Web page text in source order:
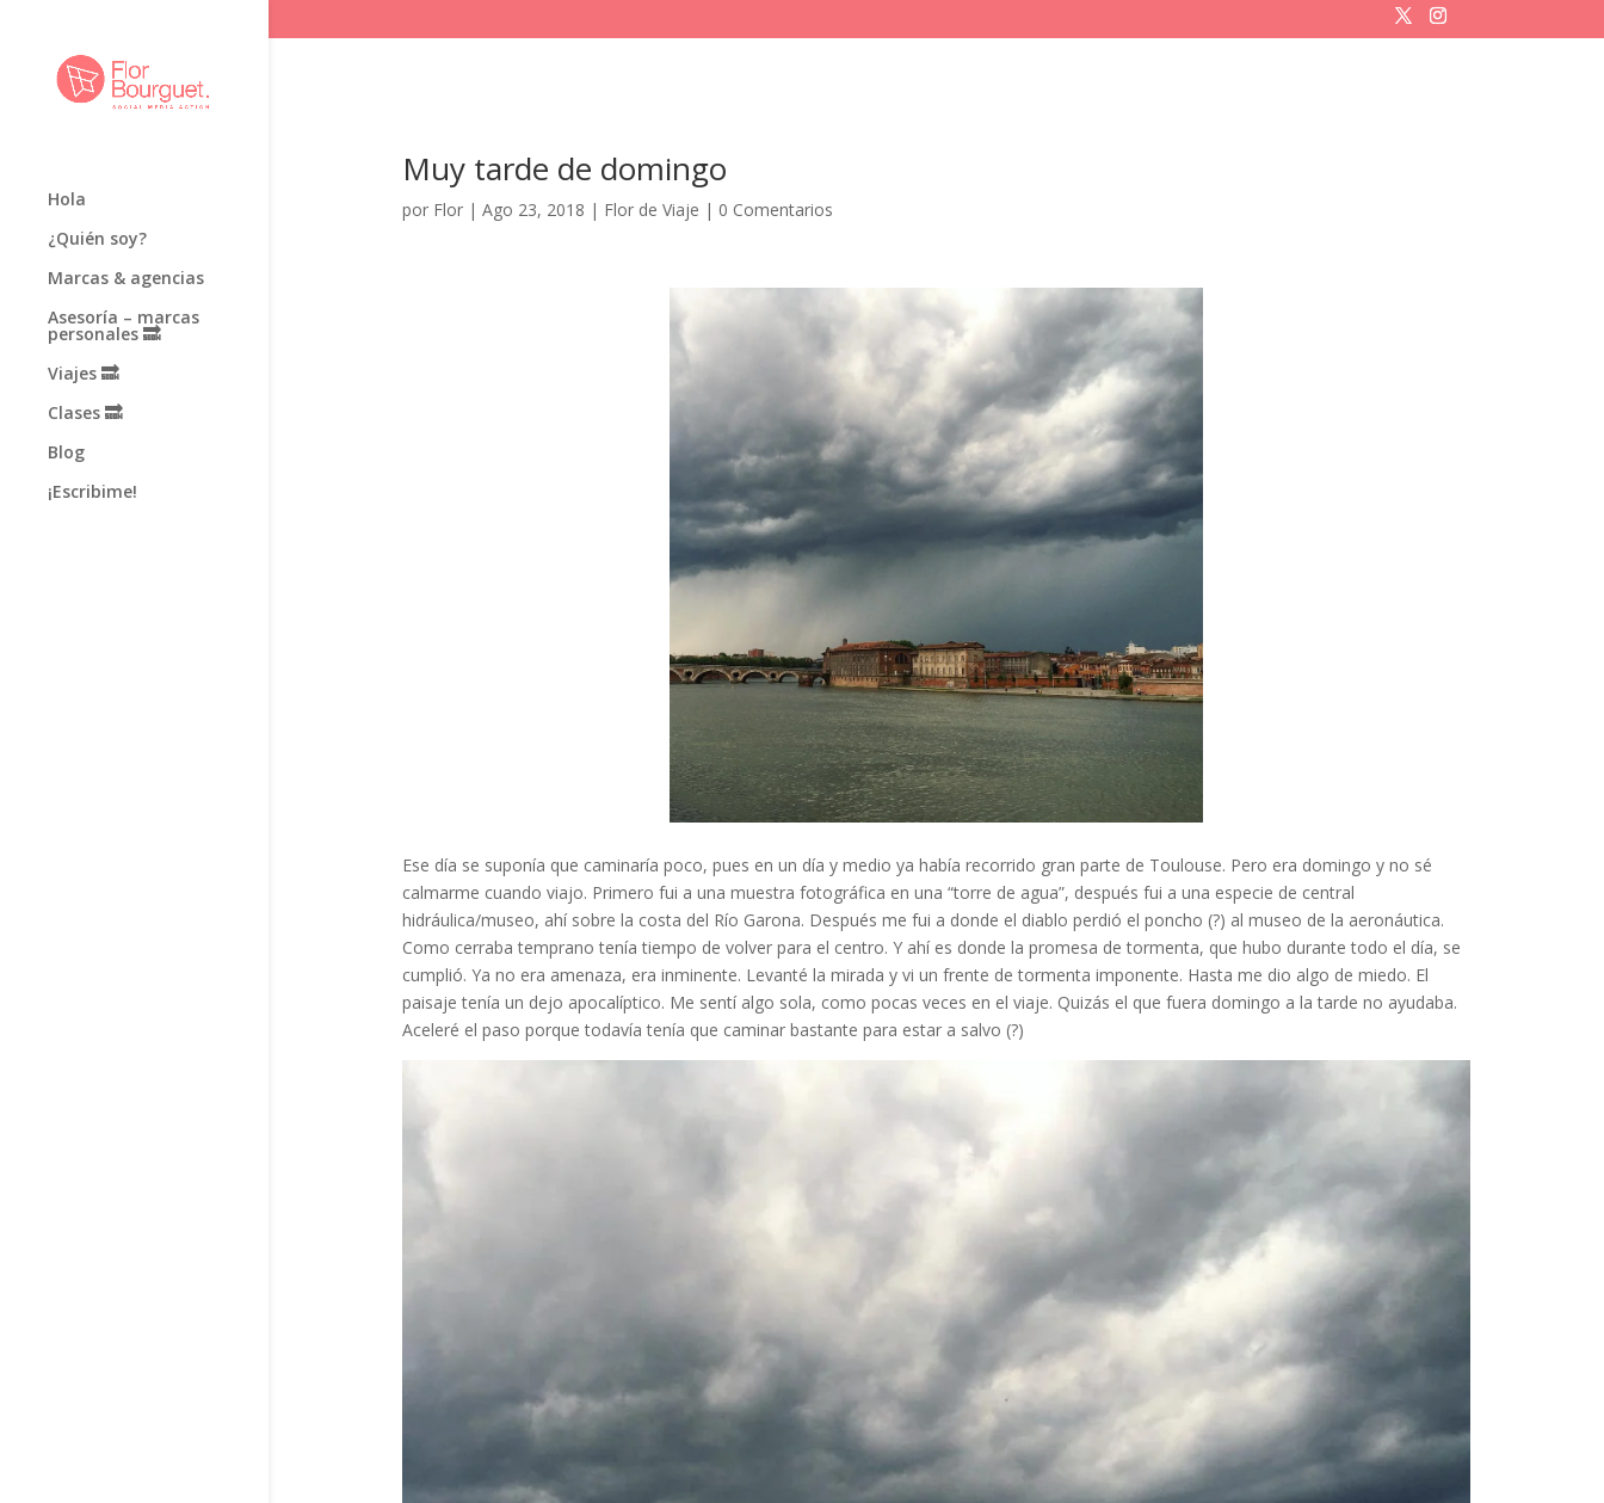
Hola
¿Quién soy?
Marcas & agencias
Asesoría – marcas
personales 🔜
Viajes 🔜
Clases 🔜
Blog
¡Escribime!
Muy tarde de domingo
por Flor| Ago 23, 2018 | Flor de Viaje | 0 Comentarios
Ese día se suponía que caminaría poco, pues en un día y medio ya había recorrido gran parte de Toulouse. Pero era domingo y no sé
calmarme cuando viajo. Primero fui a una muestra fotográfica en una “torre de agua”, después fui a una especie de central
hidráulica/museo, ahí sobre la costa del Río Garona. Después me fui a donde el diablo perdió el poncho (?) al museo de la aeronáutica.
Como cerraba temprano tenía tiempo de volver para el centro. Y ahí es donde la promesa de tormenta, que hubo durante todo el día, se
cumplió. Ya no era amenaza, era inminente. Levanté la mirada y vi un frente de tormenta imponente. Hasta me dio algo de miedo. El
paisaje tenía un dejo apocalíptico. Me sentí algo sola, como pocas veces en el viaje. Quizás el que fuera domingo a la tarde no ayudaba.
Aceleré el paso porque todavía tenía que caminar bastante para estar a salvo (?)